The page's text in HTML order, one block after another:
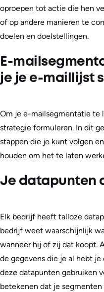
oproepen tot actie die hen
of op andere manieren te
doelen en doelstellingen.
E-
je je e-maillijst
Om je e-mailsegmentatie te
strategie formuleren. In dit
stappen die je kunt volgen
houden om het te laten
Je datapunten
Elk bedrijf heeft talloze
bedrijf weet waarschijnlijk
wanneer hij of zij dat koopt.
de gegevens die je al hebt
deze datapunten gebruiken
betekenen dat je